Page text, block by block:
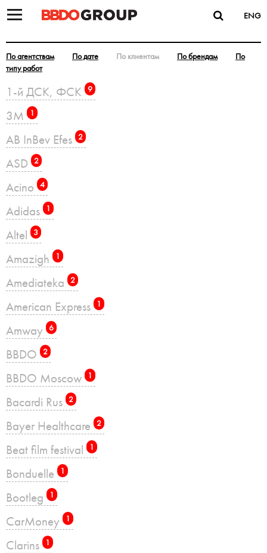
ENG
По агентствам По дате По клиентам По брендам
По
типу работ
1-й ДСК, ФСК 9
3M 1
AB InBev Efes 2
ASD 2
Acino 4
Adidas 1
Altel 3
Amazigh 1
Amediateka 2
American Express 1
Amway 6
BBDO 2
BBDO Moscow 1
Bacardi Rus 2
Bayer Healthcare 2
Beat film festival 1
Bonduelle 1
Bootleg 1
CarMoney 1
Clarins 1